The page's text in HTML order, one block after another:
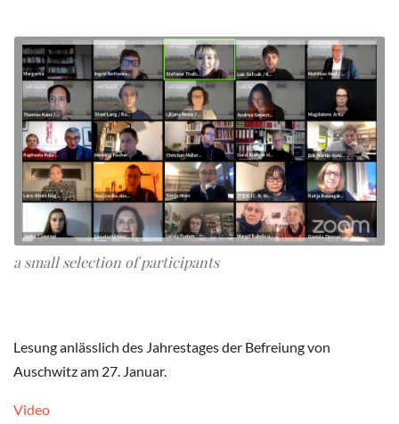
a small selection of participants
Lesung anlässlich des Jahrestages der Befreiung von
Auschwitz am 27. Januar.
Video